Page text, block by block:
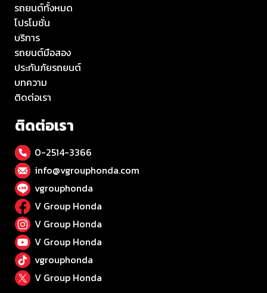
รถยนต์ทั้งหมด
โปรโมชั่น
บริการ
รถยนต์มือสอง
ประกันภัยรถยนต์
บทความ
ติดต่อเรา
ติดต่อเรา
0-2514-3366
info@vgrouphonda.com
vgrouphonda
V Group Honda
V Group Honda
V Group Honda
vgrouphonda
V Group Honda